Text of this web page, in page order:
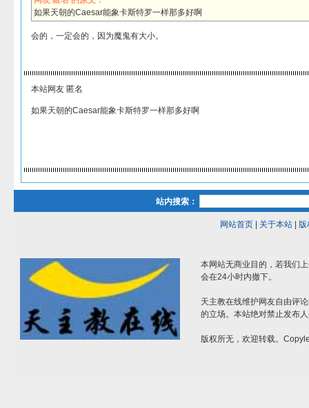
如果天朝的Caesar能象卡斯特罗一样那多好啊
会的，一定会的，因为魔鬼有大小。
本站网友 匿名
如果天朝的Caesar能象卡斯特罗一样那多好啊
站内搜索：
网站首页| 关于本站| 版
本网站无商业目的，若我们
会在24小时内撤下。
天主教在线维护网友自由评
的立场。本站绝对禁止发布
版权所无，欢迎转载。